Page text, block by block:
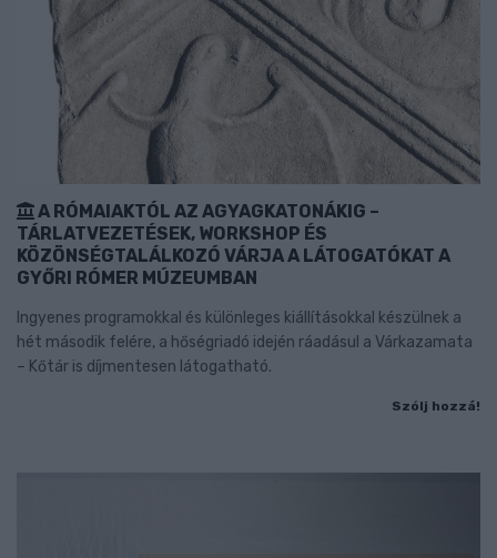
A RÓMAIAKTÓL AZ AGYAGKATONÁKIG –
TÁRLATVEZETÉSEK, WORKSHOP ÉS
KÖZÖNSÉGTALÁLKOZÓ VÁRJA A LÁTOGATÓKAT A
GYŐRI RÓMER MÚZEUMBAN
Ingyenes programokkal és különleges kiállításokkal készülnek a
hét második felére, a hőségriadó idején ráadásul a Várkazamata
– Kőtár is díjmentesen látogatható.
Szólj hozzá!